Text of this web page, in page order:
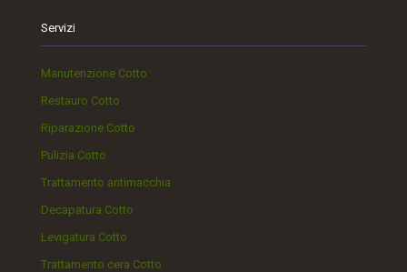
Servizi
Manutenzione Cotto
Restauro Cotto
Riparazione Cotto
Pulizia Cotto
Trattamento antimacchia
Decapatura Cotto
Levigatura Cotto
Trattamento cera Cotto